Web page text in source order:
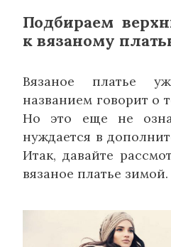
Подбираем
к вязаному
Вязаное платье
названием говорит о
Но это еще не
нуждается в
Итак, давайте
вязаное платье зимой.